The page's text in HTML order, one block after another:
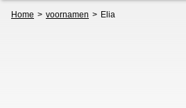
Home voornamen Elia